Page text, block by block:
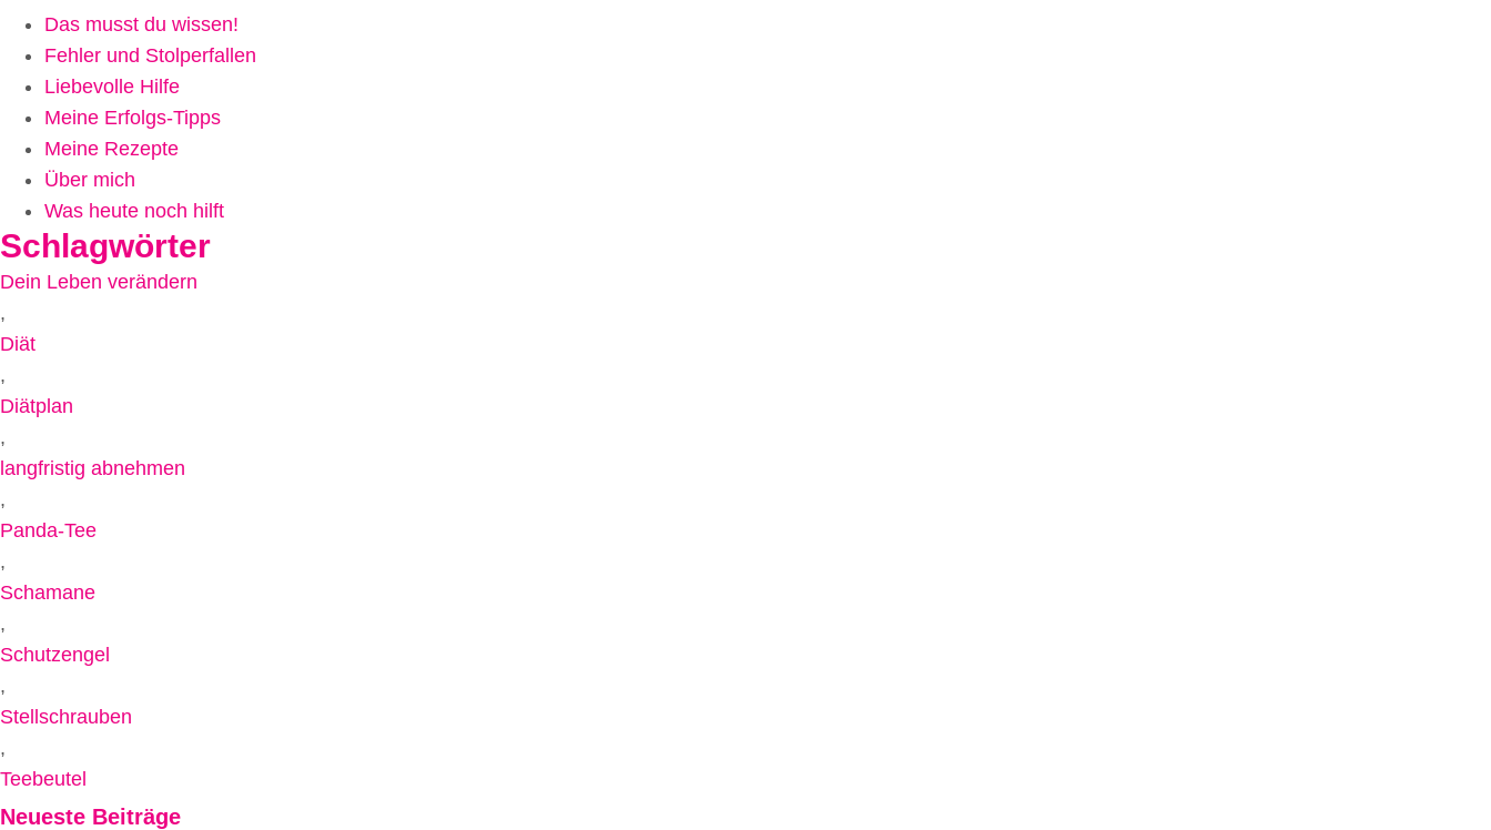
Das musst du wissen!
Fehler und Stolperfallen
Liebevolle Hilfe
Meine Erfolgs-Tipps
Meine Rezepte
Über mich
Was heute noch hilft
Schlagwörter
Dein Leben verändern
,
Diät
,
Diätplan
,
langfristig abnehmen
,
Panda-Tee
,
Schamane
,
Schutzengel
,
Stellschrauben
,
Teebeutel
Neueste Beiträge